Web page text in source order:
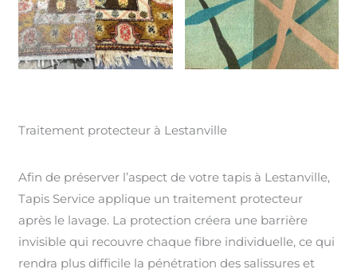
Traitement protecteur à Lestanville
Afin de préserver l’aspect de votre tapis à Lestanville,
Tapis Service applique un traitement protecteur
après le lavage. La protection créera une barrière
invisible qui recouvre chaque fibre individuelle, ce qui
rendra plus difficile la pénétration des salissures et